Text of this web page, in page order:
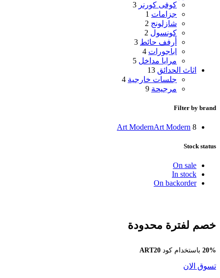
كوفى كورنر 3
جزامات 1
شازلونج 2
كونسول 2
أرفف حائط 3
اباجورات 4
مرايا مداخل 5
اثاث الحدائق 13
جلسات خارجية 4
مرجيحة 9
Filter by brand
Art ModernArt Modern 8
Stock status
On sale
In stock
On backorder
خصم لفترة محدودة
20% باستخدام كود ART20
تسوق الان